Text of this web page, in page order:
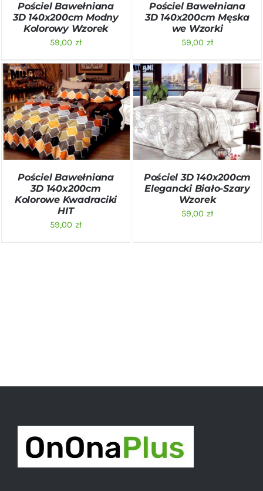
Pościel Bawełniana
3D 140x200cm Modny
Kolorowy Wzorek
59,00 zł
Pościel Bawełniana
3D 140x200cm Męska
we Wzorki
59,00 zł
DODAJ DO KOSZYKA
/
SZCZEGÓŁY
Pościel Bawełniana
3D 140x200cm
Kolorowe Kwadraciki
HIT
59,00 zł
DODAJ DO KOSZYKA
/
SZCZEGÓŁY
Pościel 3D 140x200cm
Elegancki Biało-Szary
Wzorek
59,00 zł